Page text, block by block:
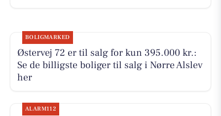
BOLIGMARKED
Østervej 72 er til salg for kun 395.000 kr.:
Se de billigste boliger til salg i Nørre Alslev
her
ALARM112